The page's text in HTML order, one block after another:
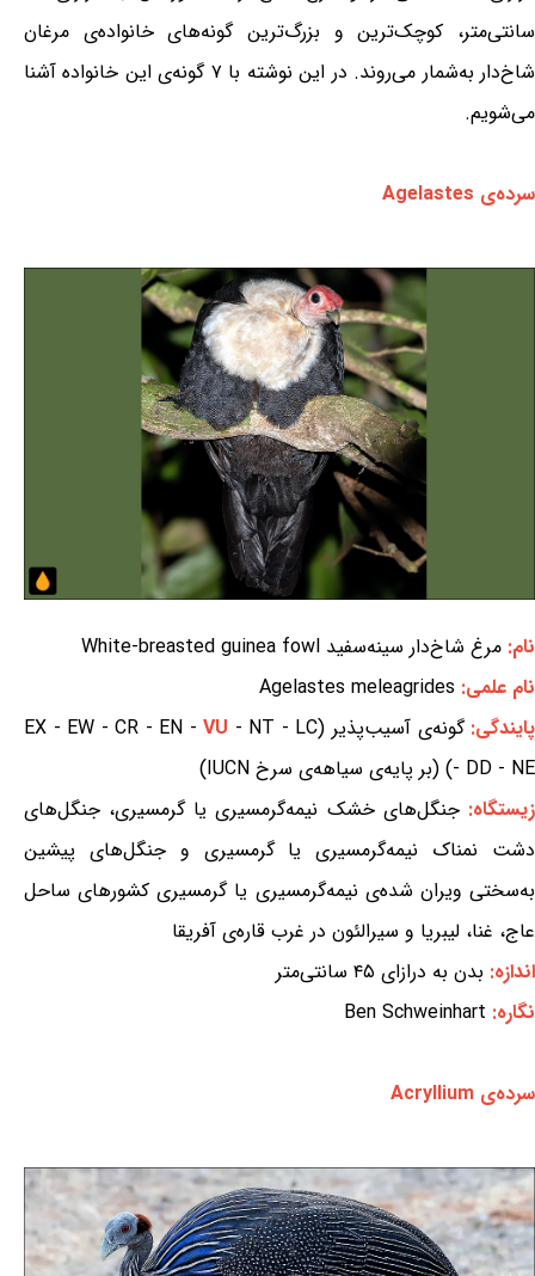
سانتی‌متر، کوچک‌ترین و بزرگ‌ترین گونه‌های خانواده‌ی مرغان
شاخ‌دار به‌شمار می‌روند. در این نوشته با ۷ گونه‌ی این خانواده آشنا
می‌شویم.
سرده‌ی Agelastes
نام: مرغ شاخ‌دار سینه‌سفید White-breasted guinea fowl
نام علمی: Agelastes meleagrides
پایندگی:گونه‌ی آسیب‌پذیر (EX - EW - CR - EN - VU - NT - LC
- DD - NE) (بر پایه‌ی سیاهه‌ی سرخ IUCN)
زیستگاه:جنگل‌های خشک نیمه‌گرمسیری یا گرمسیری، جنگل‌های
دشت نمناک نیمه‌گرمسیری یا گرمسیری و جنگل‌های پیشین
به‌سختی ویران شده‌ی نیمه‌گرمسیری یا گرمسیری کشورهای ساحل
عاج، غنا، لیبریا و سیرالئون در غرب قاره‌ی آفریقا
اندازه: بدن به درازای ۴۵ سانتی‌متر
نگاره: Ben Schweinhart
سرده‌ی Acryllium